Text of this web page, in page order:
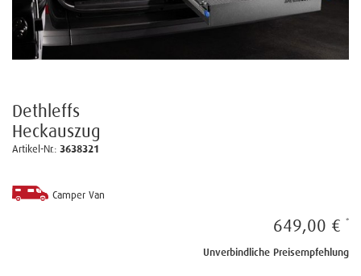
Dethleffs
Heckauszug
Artikel-Nr.: 3638321
Camper Van
649,00 €
Unverbindliche Preisempfehlung